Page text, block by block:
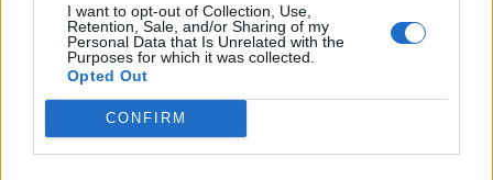
I want to opt-out of Collection, Use,
Retention, Sale, and/or Sharing of my
Personal Data that Is Unrelated with the
Purposes for which it was collected.
Opted Out
CONFIRM